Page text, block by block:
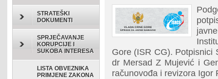
STRATEŠKI
DOKUMENTI
SPRJEČAVANJE
KORUPCIJE I
SUKOBA INTERESA
LISTA OBVEZNIKA
PRIMJENE ZAKONA
Gore (ISR CG). Potpisnici
dr Mersad Z Mujević i
računovođa i revizora Igor